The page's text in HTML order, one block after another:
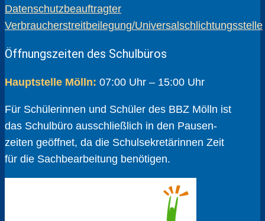
Datenschutzbeauftragter
Verbraucherstreitbeilegung/Universalschlichtungsstelle
Öffnungszeiten des Schulbüros
Hauptstelle Mölln: 07:00 Uhr – 15:00 Uhr
Für Schülerinnen und Schüler des BBZ Mölln ist
das Schulbüro ausschließlich in den Pausen­
zeiten geöffnet, da die Schul­sekretärinnen Zeit
für die Sach­bear­beitung benötigen.